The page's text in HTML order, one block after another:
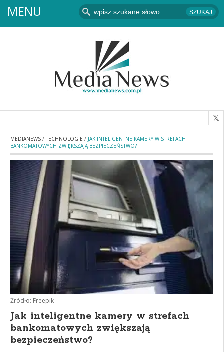
MENU
MEDIANEWS /TECHNOLOGIE / JAK INTELIGENTNE KAMERY W STREFACH
BANKOMATOWYCH ZWIĘKSZAJĄ BEZPIECZEŃSTWO?
Żródło: Freepik
Jak inteligentne kamery w strefach
bankomatowych zwiększają
bezpieczeństwo?